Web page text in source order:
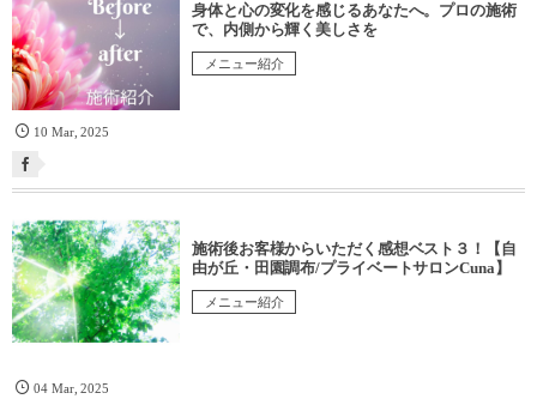
身体と心の変化を感じるあなたへ。プロの施術
で、内側から輝く美しさを
メニュー紹介
10 Mar,2025
施術後お客様からいただく感想ベスト３！【自
由が丘・田園調布/プライベートサロンCuna】
メニュー紹介
04 Mar,2025